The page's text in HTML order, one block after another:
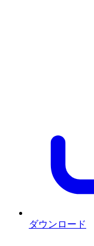
ダウンロード